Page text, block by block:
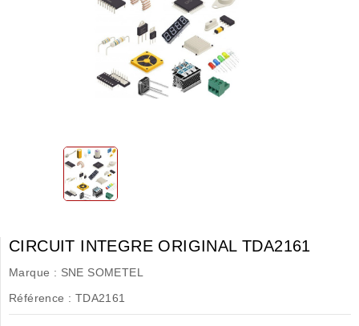
CIRCUIT INTEGRE ORIGINAL TDA2161
Marque : SNE SOMETEL
Référence : TDA2161